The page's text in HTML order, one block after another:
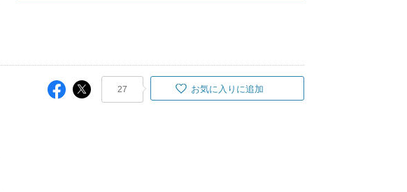
27 お気に入りに追加